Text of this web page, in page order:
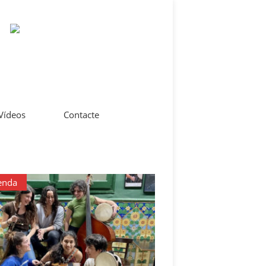
Contacte